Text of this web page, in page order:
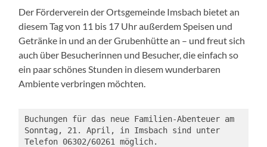
Der Förderverein der Ortsgemeinde Imsbach bietet an
diesem Tag von 11 bis 17 Uhr außerdem Speisen und
Getränke in und an der Grubenhütte an – und freut sich
auch über Besucherinnen und Besucher, die einfach so
ein paar schönes Stunden in diesem wunderbaren
Ambiente verbringen möchten.
Buchungen für das neue Familien-Abenteuer am
Sonntag, 21. April, in Imsbach sind unter
Telefon 06302/60261 möglich.